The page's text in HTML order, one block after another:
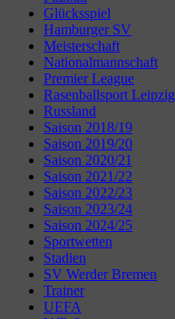
Glücksspiel
Hamburger SV
Meisterschaft
Nationalmannschaft
Premier League
Rasenballsport Leipzig
Russland
Saison 2018/19
Saison 2019/20
Saison 2020/21
Saison 2021/22
Saison 2022/23
Saison 2023/24
Saison 2024/25
Sportwetten
Stadien
SV Werder Bremen
Trainer
UEFA